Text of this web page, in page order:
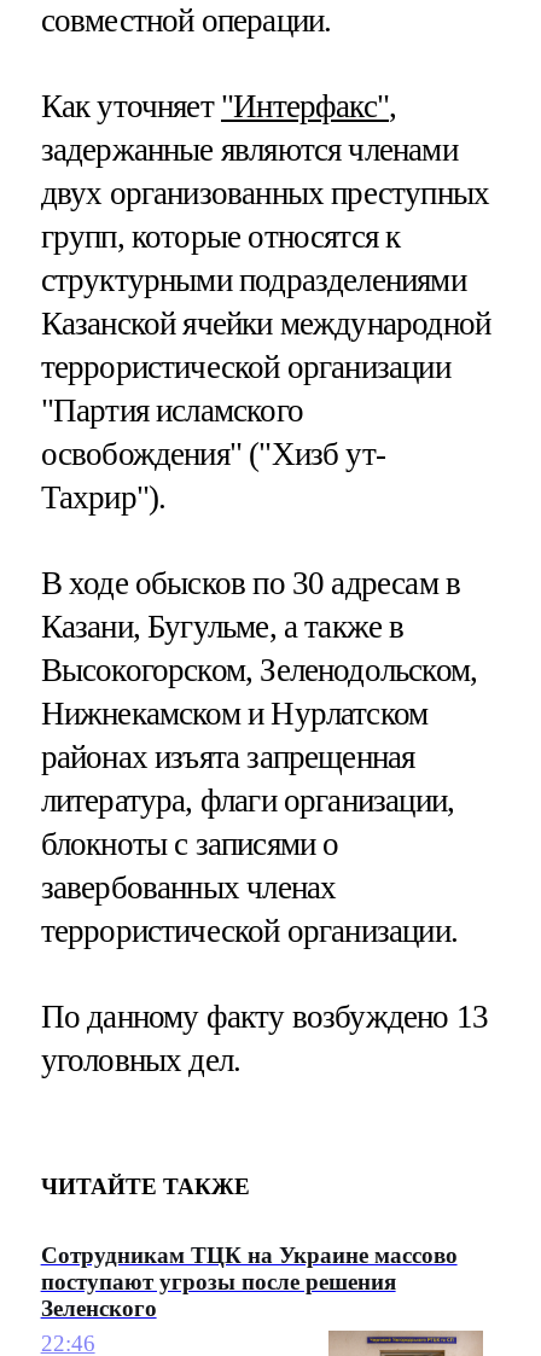
совместной операции.
Как уточняет "Интерфакс",
задержанные являются членами
двух организованных преступных
групп, которые относятся к
структурными подразделениями
Казанской ячейки международной
террористической организации
"Партия исламского
освобождения" ("Хизб ут-
Тахрир").
В ходе обысков по 30 адресам в
Казани, Бугульме, а также в
Высокогорском, Зеленодольском,
Нижнекамском и Нурлатском
районах изъята запрещенная
литература, флаги организации,
блокноты с записями о
завербованных членах
террористической организации.
По данному факту возбуждено 13
уголовных дел.
ЧИТАЙТЕ ТАКЖЕ
Сотрудникам ТЦК на Украине массово
поступают угрозы после решения
Зеленского
22:46